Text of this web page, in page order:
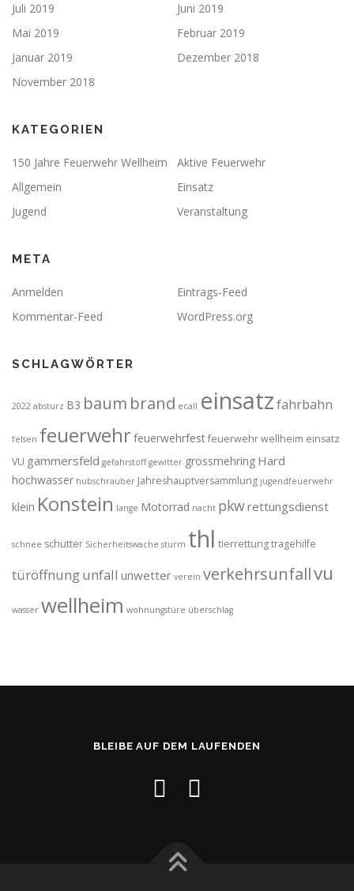
Juli 2019
Juni 2019
Mai 2019
Februar 2019
Januar 2019
Dezember 2018
November 2018
KATEGORIEN
150 Jahre Feuerwehr Wellheim
Aktive Feuerwehr
Allgemein
Einsatz
Jugend
Veranstaltung
META
Anmelden
Eintrags-Feed
Kommentar-Feed
WordPress.org
SCHLAGWÖRTER
2022 absturz B3 baum brand ecall einsatzfahrbahn
felsen feuerwehrfeuerwehrfest feuerwehr wellheim einsatz
VU gammersfeld gefahrstoff gewitter grossmehring Hard
hochwasser hubschrauber Jahreshauptversammlung jugendfeuerwehr
klein Konstein lange Motorrad nacht pkwrettungsdienst
schnee schutter Sicherheitswache sturm thl tierrettungtragehilfe
türöffnungunfall unwetter verein verkehrsunfallvu
wasser wellheim wohnungstüre überschlag
BLEIBE AUF DEM LAUFENDEN